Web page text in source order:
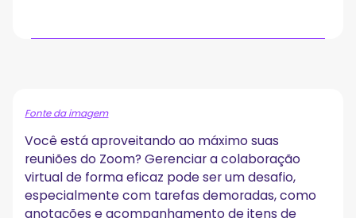
A. Preparação antes da reunião
C. Pós-reunião
Como ativar o AI Companion do Zoom
Etapa 1: Escolha Seu Plano do Zoom
Etapa 2: verifique com seu administrador
Fonte da imagem
Você está aproveitando ao máximo suas
reuniões do Zoom? Gerenciar a colaboração
virtual de forma eficaz pode ser um desafio,
especialmente com tarefas demoradas, como
anotações e acompanhamento de itens de